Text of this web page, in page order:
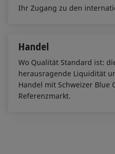
Ihr Zugang zu den
Handel
Wo Qualität Standard ist:
herausragende Liquidität
Handel mit Schweizer Blue
Referenzmarkt.